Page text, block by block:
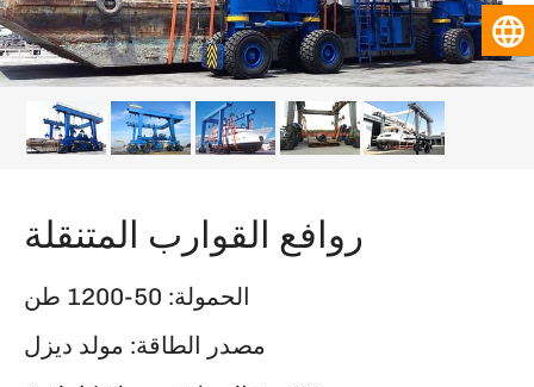
روافع القوارب المتنقلة
الحمولة: 50-1200 طن
مصدر الطاقة: مولد ديزل